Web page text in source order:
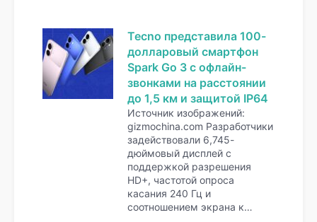
Tecno представила 100-
долларовый смартфон
Spark Go 3 с офлайн-
звонками на расстоянии
до 1,5 км и защитой IP64
Источник изображений:
gizmochina.com Разработчики
задействовали 6,745-
дюймовый дисплей с
поддержкой разрешения
HD+, частотой опроса
касания 240 Гц и
соотношением экрана к…